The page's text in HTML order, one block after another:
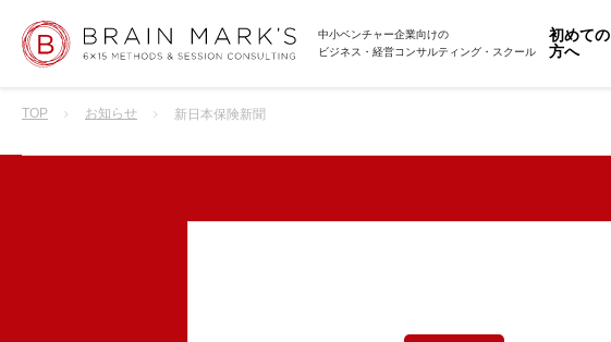
中小ベンチャー企業向けの
ビジネス・経営コンサルティング・スクール
初めての
方へ
TOP お知らせ 新日本保険新聞